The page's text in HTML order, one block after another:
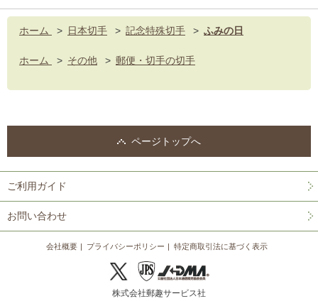
ホーム > 日本切手 > 記念特殊切手 > ふみの日
ホーム > その他 > 郵便・切手の切手
ページトップへ
ご利用ガイド
お問い合わせ
会社概要 プライバシーポリシー 特定商取引法に基づく表示
株式会社郵趣サービス社